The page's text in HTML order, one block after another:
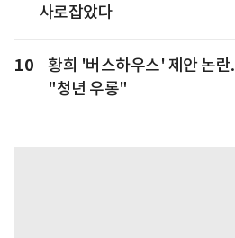
사로잡았다
10
황희 '버스하우스' 제안 논
"청년 우롱"